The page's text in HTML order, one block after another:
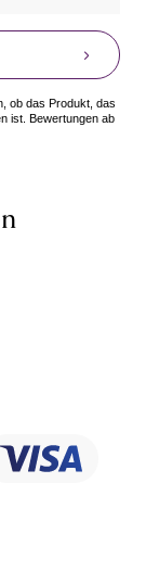
ob das Produkt, das
ist. Bewertungen ab